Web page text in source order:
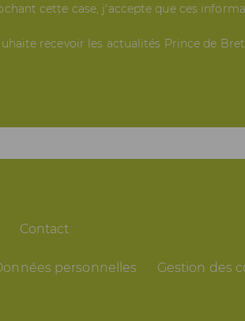
cette case, j'accepte que ces
recevoir les actualités Prince de
Contact
personnelles Gestion des